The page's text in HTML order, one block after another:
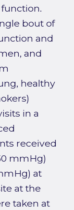
bout of
and
and
healthy
in a
received
mmHg)
at
at the
taken at